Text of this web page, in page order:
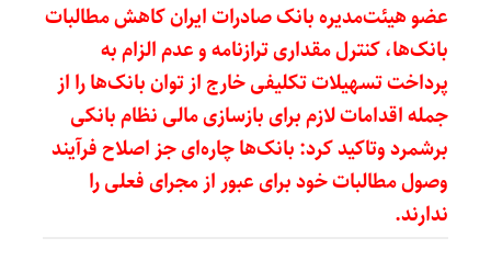
عضو هیئت‌مدیره بانک صادرات ایران کاهش مطالبات
بانک‌ها، کنترل مقداری ترازنامه و عدم الزام به
پرداخت تسهیلات تکلیفی خارج از توان بانک‌ها را از
جمله اقدامات لازم برای بازسازی مالی نظام بانکی
برشمرد وتاکید کرد: بانک‌ها چاره‌ای جز اصلاح فرآیند
وصول مطالبات خود برای عبور از مجرای فعلی را
ندارند.